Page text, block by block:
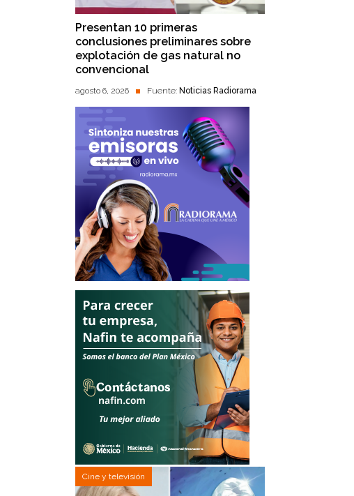
Presentan 10 primeras
conclusiones preliminares sobre
explotación de gas natural no
convencional
agosto 6, 2026 Fuente: Noticias Radiorama
Cine y televisión